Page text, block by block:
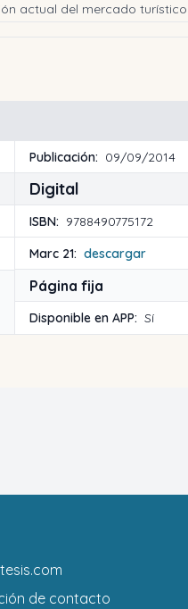
actual del mercado turístico
Publicación: 09/09/2014
Digital
ISBN: 9788490775172
Marc 21: descargar
Página fija
Disponible en APP: Sí
de contacto